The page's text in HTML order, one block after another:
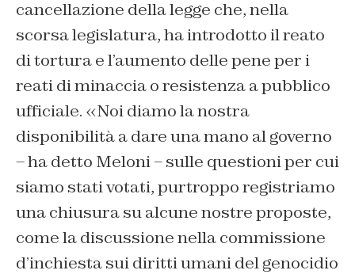
cancellazione della legge che, nella
scorsa legislatura, ha introdotto il reato
di tortura e l’aumento delle pene per i
reati di minaccia o resistenza a pubblico
ufficiale. «Noi diamo la nostra
disponibilità a dare una mano al governo
– ha detto Meloni – sulle questioni per cui
siamo stati votati, purtroppo registriamo
una chiusura su alcune nostre proposte,
come la discussione nella commissione
d’inchiesta sui diritti umani del genocidio